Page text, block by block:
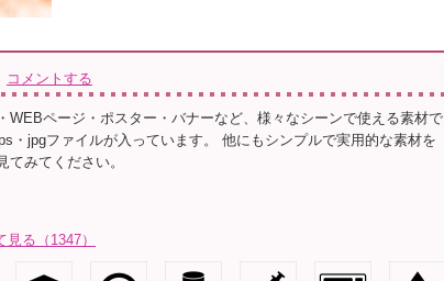
コメントする
WEBページ・ポスター・バナーなど、様々なシーンで使える素材で
・jpgファイルが入っています。 他にもシンプルで実用的な素材を
みてください。
る（1347）